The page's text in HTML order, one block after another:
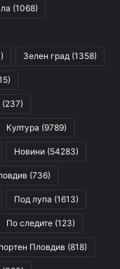
(1068)
Зелен град (1358)
(237)
Култура (9789)
Новини (54283)
(736)
Под лупа (1613)
По следите (123)
Пловдив (818)